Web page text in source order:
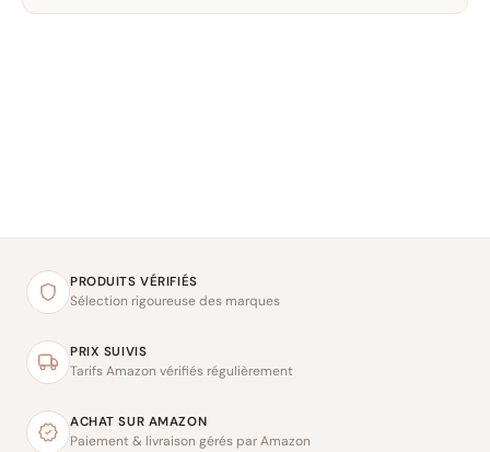
PRODUITS VÉRIFIÉS
Sélection rigoureuse des marques
PRIX SUIVIS
Tarifs Amazon vérifiés régulièrement
ACHAT SUR AMAZON
Paiement & livraison gérés par Amazon